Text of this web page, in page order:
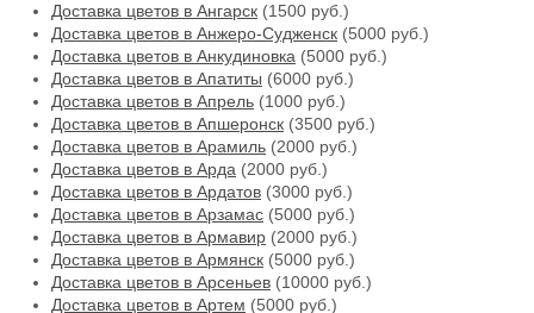
Доставка цветов в Ангарск (1500 руб.)
Доставка цветов в Анжеро-Судженск (5000 руб.)
Доставка цветов в Анкудиновка (5000 руб.)
Доставка цветов в Апатиты (6000 руб.)
Доставка цветов в Апрель (1000 руб.)
Доставка цветов в Апшеронск (3500 руб.)
Доставка цветов в Арамиль (2000 руб.)
Доставка цветов в Арда (2000 руб.)
Доставка цветов в Ардатов (3000 руб.)
Доставка цветов в Арзамас (5000 руб.)
Доставка цветов в Армавир (2000 руб.)
Доставка цветов в Армянск (5000 руб.)
Доставка цветов в Арсеньев (10000 руб.)
Доставка цветов в Артем (5000 руб.)